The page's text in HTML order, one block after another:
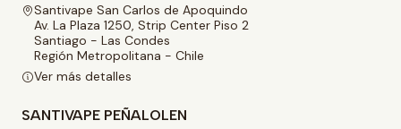
Santivape San Carlos de Apoquindo
Av. La Plaza 1250, Strip Center Piso 2
Santiago - Las Condes
Región Metropolitana - Chile
Ver más detalles
SANTIVAPE PEÑALOLEN